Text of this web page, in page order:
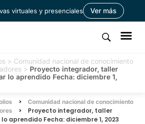
virtuales y presenciales Ver más
> Comunidad nacional de conocimiento
> Proyecto integrador, taller
lo aprendido Fecha: diciembre 1,
> Comunidad nacional de conocimiento
>
Proyecto integrador, taller
aprendido Fecha: diciembre 1, 2023